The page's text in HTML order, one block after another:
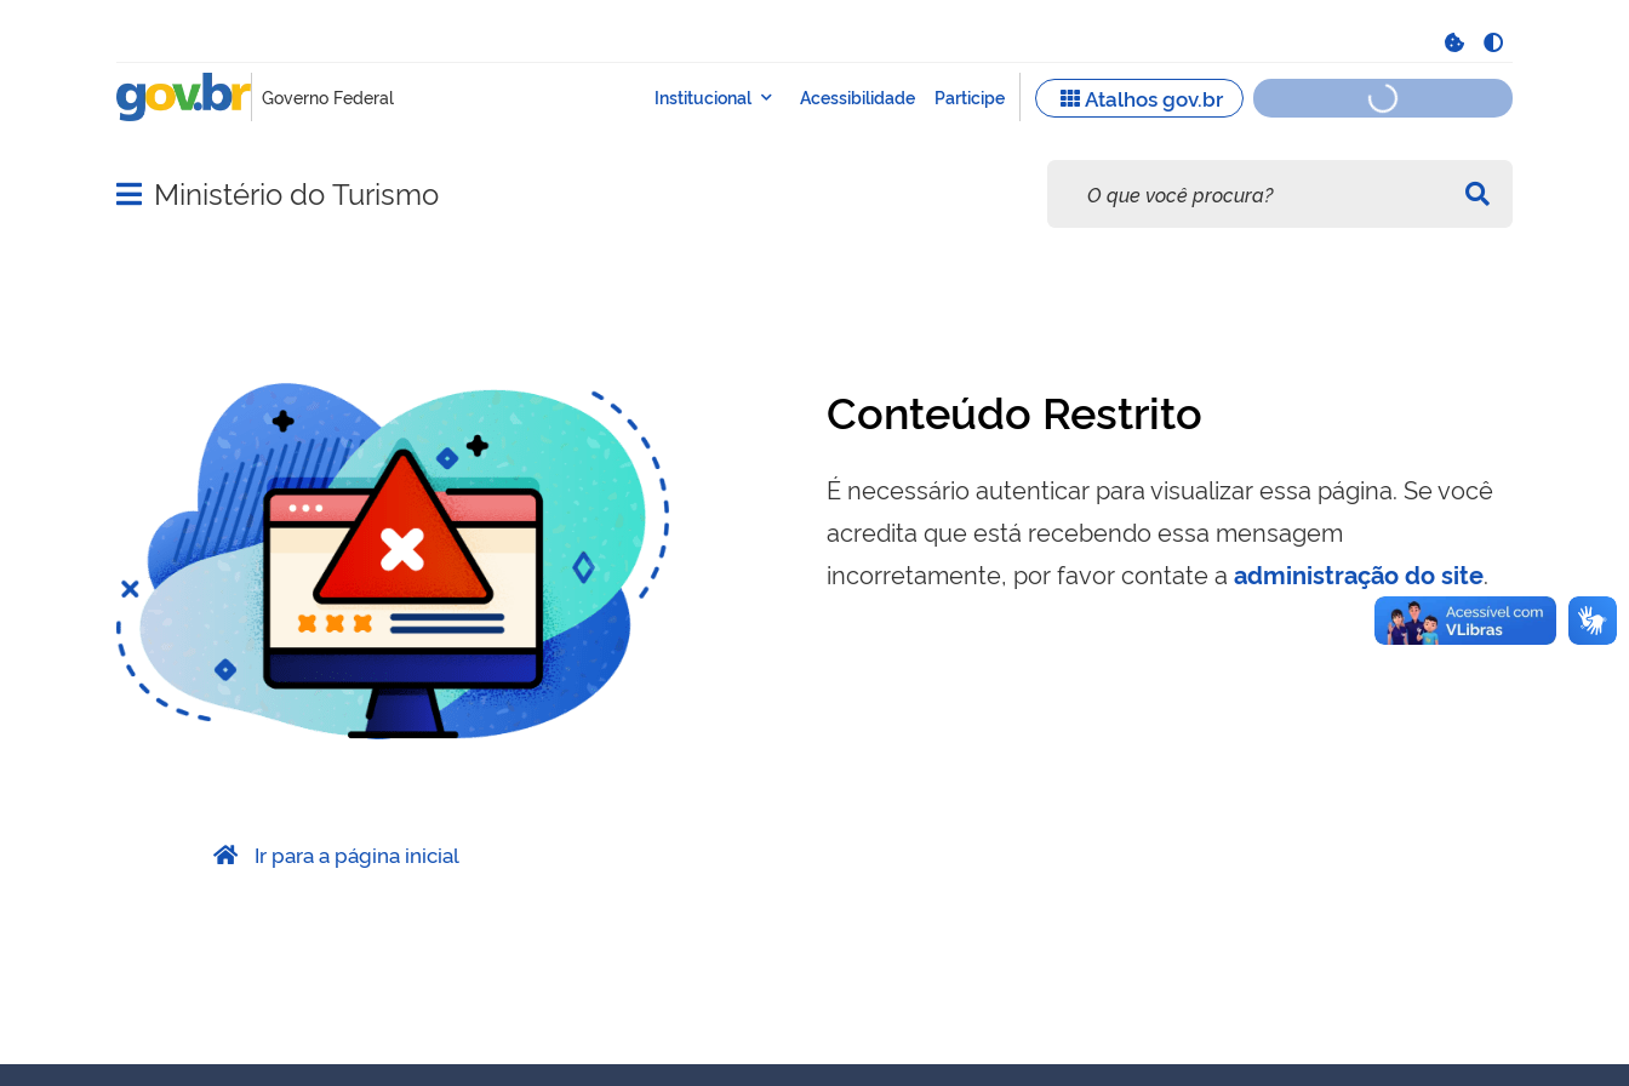
Abrir menu principal de navegação
Ministério do Turismo
Conteúdo Restrito
É necessário autenticar para visualizar essa página. Se você
acredita que está recebendo essa mensagem
incorretamente, por favor contate a administração do site.
Ir para a página inicial